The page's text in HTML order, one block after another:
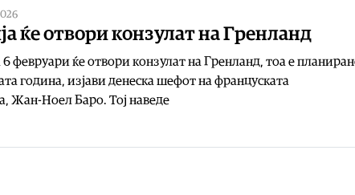
ќе отвори конзулат на Гренланд
февруари ќе отвори конзулат на Гренланд, тоа е
година, изјави денеска шефот на француската
Жан-Ноел Баро. Тој наведе